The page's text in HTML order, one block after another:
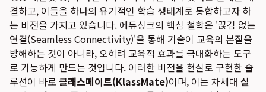
결하고, 이들을 하나의 유기적인 학습 생태계로 통합하고자 하
는 비전을 가지고 있습니다. 에듀싱크의 핵심 철학은 '끊김 없는
연결(Seamless Connectivity)'을 통해 기술이 교육의 본질을
방해하는 것이 아니라, 오히려 교육적 효과를 극대화하는 도구
로 기능하게 만드는 것입니다. 이러한 비전을 현실로 구현한 솔
루션이 바로 클래스메이트(KlassMate)이며, 이는 차세대 실